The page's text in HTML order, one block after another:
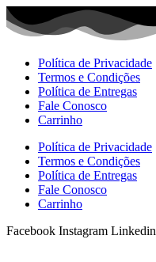
Ir
para
Política de Privacidade
Termos e Condições
Política de Entregas
Fale Conosco
Carrinho
Política de Privacidade
Termos e Condições
Política de Entregas
Fale Conosco
Carrinho
Facebook Instagram Linkedin